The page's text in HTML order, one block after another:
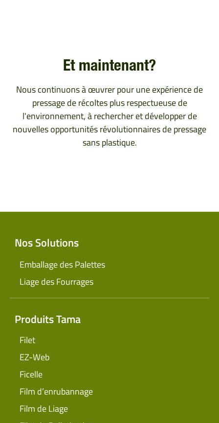
Et maintenant?
Nous continuons à œuvrer pour une expérience de
pressage de récoltes plus respectueuse de
l'environnement, à rechercher et développer de
nouvelles opportunités révolutionnaires de pressage
sans plastique.
Nos Solutions
Emballage des Palettes
Liage des Fourrages
Produits Tama
Filet
EZ-Web
Ficelle
Film d’enrubannage
Film de Liage